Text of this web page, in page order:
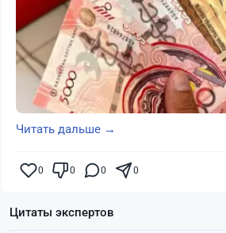
Читать дальше →
0 0 0 0
Цитаты экспертов